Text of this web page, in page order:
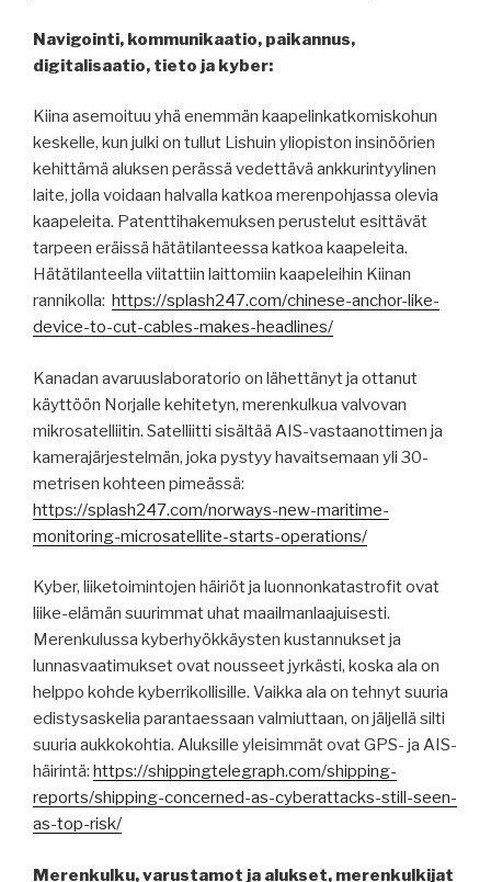
Navigointi, kommunikaatio, paikannus,
digitalisaatio, tieto ja kyber:
Kiina asemoituu yhä enemmän kaapelinkatkomiskohun
keskelle, kun julki on tullut Lishuin yliopiston insinöörien
kehittämä aluksen perässä vedettävä ankkurintyylinen
laite, jolla voidaan halvalla katkoa merenpohjassa olevia
kaapeleita. Patenttihakemuksen perustelut esittävät
tarpeen eräissä hätätilanteessa katkoa kaapeleita.
Hätätilanteella viitattiin laittomiin kaapeleihin Kiinan
rannikolla: https://splash247.com/chinese-anchor-like-
device-to-cut-cables-makes-headlines/
Kanadan avaruuslaboratorio on lähettänyt ja ottanut
käyttöön Norjalle kehitetyn, merenkulkua valvovan
mikrosatelliitin. Satelliitti sisältää AIS-vastaanottimen ja
kamerajärjestelmän, joka pystyy havaitsemaan yli 30-
metrisen kohteen pimeässä:
https://splash247.com/norways-new-maritime-
monitoring-microsatellite-starts-operations/
Kyber, liiketoimintojen häiriöt ja luonnonkatastrofit ovat
liike-elämän suurimmat uhat maailmanlaajuisesti.
Merenkulussa kyberhyökkäysten kustannukset ja
lunnasvaatimukset ovat nousseet jyrkästi, koska ala on
helppo kohde kyberrikollisille. Vaikka ala on tehnyt suuria
edistysaskelia parantaessaan valmiuttaan, on jäljellä silti
suuria aukkokohtia. Aluksille yleisimmät ovat GPS- ja AIS-
häirintä: https://shippingtelegraph.com/shipping-
reports/shipping-concerned-as-cyberattacks-still-seen-
as-top-risk/
Merenkulku, varustamot ja alukset, merenkulkijat